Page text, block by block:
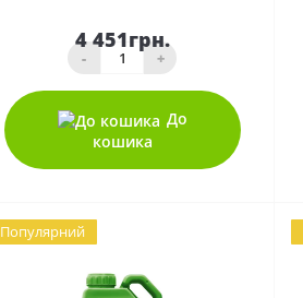
4 451грн.
- +
До
кошика
Популярний